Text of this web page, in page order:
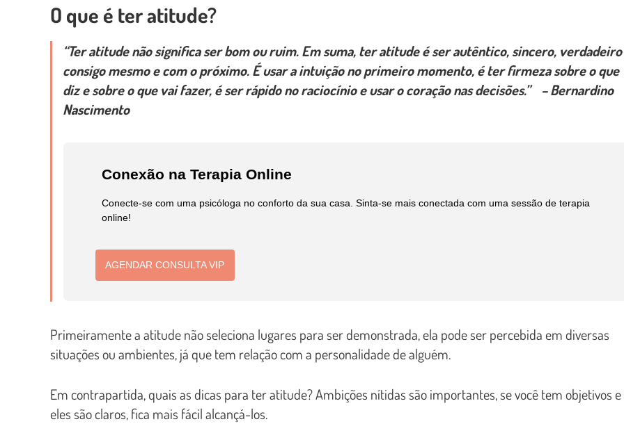
O que é ter atitude?
“Ter atitudenão significa ser bom ou ruim. Em suma, ter atitude é ser autêntico, sincero, verdadeiro
consigo mesmo e com o próximo. É usar a intuição no primeiro momento, é ter firmeza sobre o que
diz e sobre o que vai fazer, é ser rápido no raciocínio e usar o coração nas decisões.” – Bernardino
Nascimento
Conexão na Terapia Online
Conecte-se com uma psicóloga no conforto da sua casa. Sinta-se mais conectada com uma sessão de terapia
online!
AGENDAR CONSULTA VIP
Primeiramente a atitude não seleciona lugares para ser demonstrada, ela pode ser percebida em diversas
situações ou ambientes, já que tem relação com a personalidade de alguém.
Em contrapartida, quais as dicas para ter atitude? Ambições nítidas são importantes, se você tem objetivos e
eles são claros, fica mais fácil alcançá-los.